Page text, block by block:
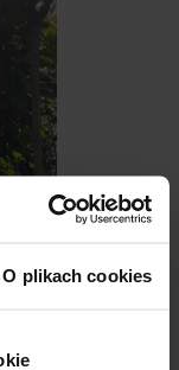
O plikach cookies
catalpy